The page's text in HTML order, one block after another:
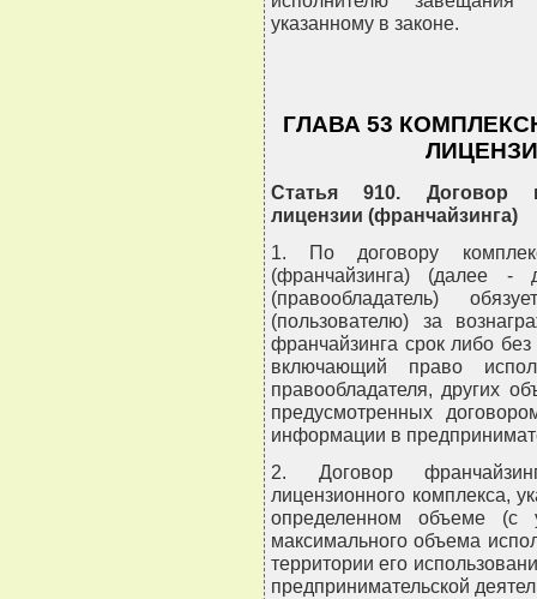
указанному в законе.
ГЛАВА 53
Статья 910. Договор
лицензии (франчайзинга)
1. По договору
(франчайзинга) (далее -
(правообладатель)
(пользователю) за
франчайзинга срок либо
включающий право
правообладателя, других
предусмотренных
информации в
2. Договор
лицензионного комплекса,
определенном объеме (с
максимального объема
территории его
предпринимательской